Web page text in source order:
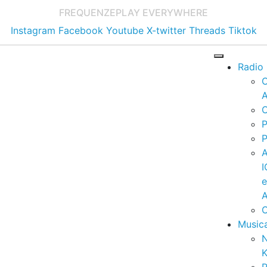
FREQUENZEPLAY EVERYWHERE
Instagram Facebook Youtube X-twitter Threads Tiktok
Radio
e